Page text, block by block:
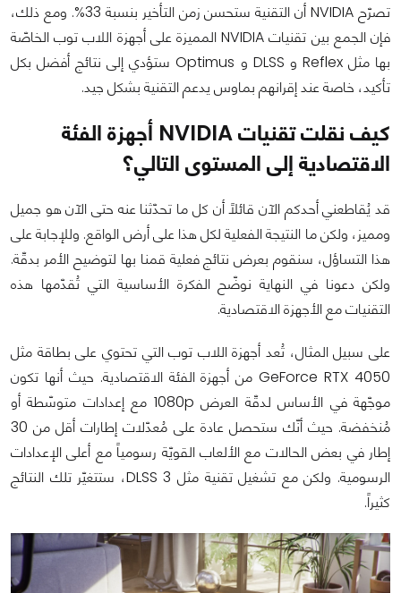
تصرّح NVIDIA أن التقنية ستحسن زمن التأخير بنسبة 33%. ومع ذلك،
فإن الجمع بين تقنيات NVIDIA المميزة على أجهزة اللاب توب الخاصّة
بها مثل Reflex و DLSS و Optimus ستؤدي إلى نتائج أفضل بكل
تأكيد، خاصة عند إقرانهم بماوس يدعم التقنية بشكل جيد.
كيف نقلت تقنيات NVIDIA أجهزة الفئة
الاقتصادية إلى المستوى التالي؟
قد يُقاطعني أحدكم الآن قائلاً أن كل ما تحدّثنا عنه حتى الآن هو جميل
ومميز، ولكن ما النتيجة الفعلية لكل هذا على أرض الواقع. وللإجابة على
هذا التساؤل، سنقوم بعرض نتائج فعلية قمنا بها لتوضيح الأمر بدقّة.
ولكن دعونا في النهاية نوضّح الفكرة الأساسية التي تُقدّمها هذه
التقنيات مع الأجهزة الاقتصادية.
على سبيل المثال، تُعد أجهزة اللاب توب التي تحتوي على بطاقة مثل
GeForce RTX 4050 من أجهزة الفئة الاقتصادية. حيث أنها تكون
موجّهة في الأساس لدقّة العرض 1080p مع إعدادات متوسّطة أو
مُنخفضة. حيث أنّك ستحصل عادة على مُعدّلات إطارات أقل من 30
إطار في بعض الحالات مع الألعاب القويّة رسومياً مع أعلى الإعدادات
الرسومية. ولكن مع تشغيل تقنية مثل DLSS 3، ستتغيّر تلك النتائج
كثيراً.